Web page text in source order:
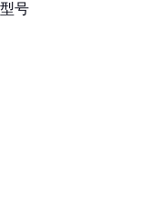
号